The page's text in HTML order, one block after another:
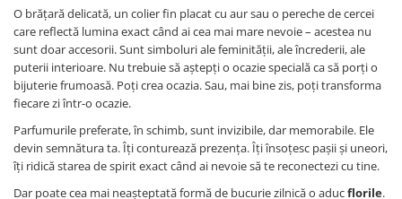
O brățară delicată, un colier fin placat cu aur sau o pereche de cercei
care reflectă lumina exact când ai cea mai mare nevoie – acestea nu
sunt doar accesorii. Sunt simboluri ale feminității, ale încrederii, ale
puterii interioare. Nu trebuie să aștepți o ocazie specială ca să porți o
bijuterie frumoasă. Poți crea ocazia. Sau, mai bine zis, poți transforma
fiecare zi într-o ocazie.
Parfumurile preferate, în schimb, sunt invizibile, dar memorabile. Ele
devin semnătura ta. Îți conturează prezența. Îți însoțesc pașii și uneori,
îți ridică starea de spirit exact când ai nevoie să te reconectezi cu tine.
Dar poate cea mai neașteptată formă de bucurie zilnică o aducflorile.